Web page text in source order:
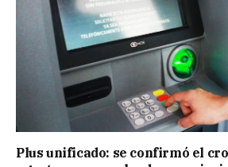
Plus unificado: se confirmó el